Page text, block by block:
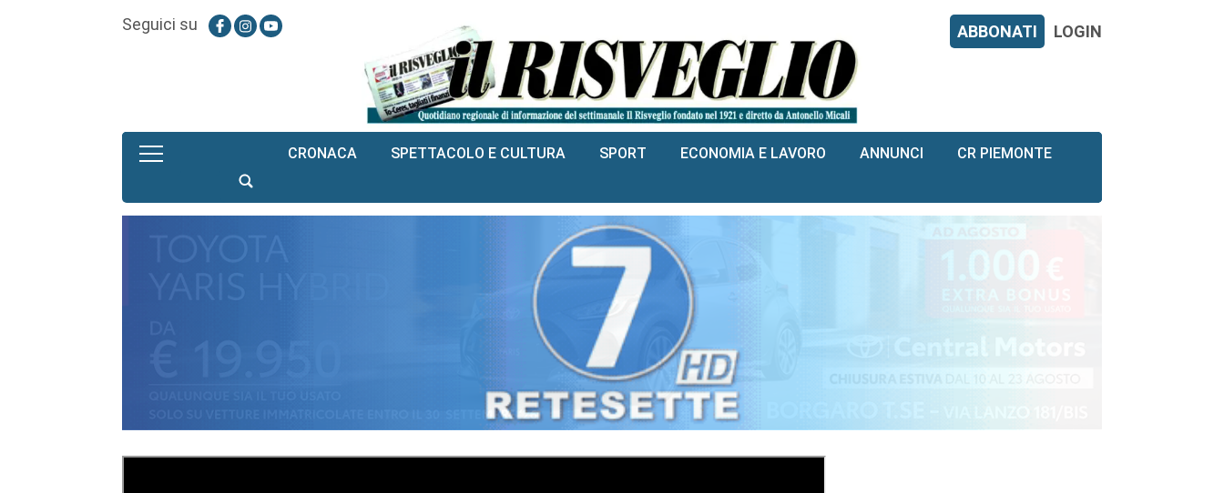
Seguici su ABBONATI LOGIN
CRONACA SPETTACOLO E CULTURA SPORT ECONOMIA E LAVORO ANNUNCI CR PIEMONTE